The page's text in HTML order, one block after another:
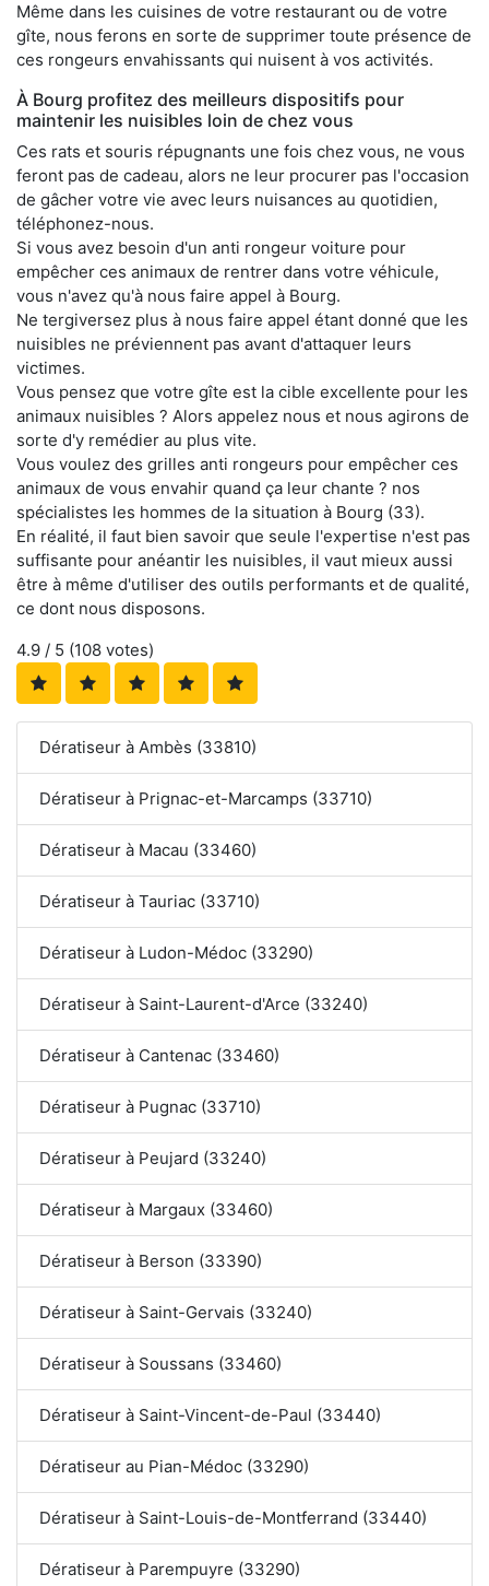
Même dans les cuisines de votre restaurant ou de votre
gîte, nous ferons en sorte de supprimer toute présence de
ces rongeurs envahissants qui nuisent à vos activités.
À Bourg profitez des meilleurs dispositifs pour
maintenir les nuisibles loin de chez vous
Ces rats et souris répugnants une fois chez vous, ne vous
feront pas de cadeau, alors ne leur procurer pas l'occasion
de gâcher votre vie avec leurs nuisances au quotidien,
téléphonez-nous.
Si vous avez besoin d'un anti rongeur voiture pour
empêcher ces animaux de rentrer dans votre véhicule,
vous n'avez qu'à nous faire appel à Bourg.
Ne tergiversez plus à nous faire appel étant donné que les
nuisibles ne préviennent pas avant d'attaquer leurs
victimes.
Vous pensez que votre gîte est la cible excellente pour les
animaux nuisibles ? Alors appelez nous et nous agirons de
sorte d'y remédier au plus vite.
Vous voulez des grilles anti rongeurs pour empêcher ces
animaux de vous envahir quand ça leur chante ? nos
spécialistes les hommes de la situation à Bourg (33).
En réalité, il faut bien savoir que seule l'expertise n'est pas
suffisante pour anéantir les nuisibles, il vaut mieux aussi
être à même d'utiliser des outils performants et de qualité,
ce dont nous disposons.
4.9 / 5 (108 votes)
Dératiseur à Ambès (33810)
Dératiseur à Prignac-et-Marcamps (33710)
Dératiseur à Macau (33460)
Dératiseur à Tauriac (33710)
Dératiseur à Ludon-Médoc (33290)
Dératiseur à Saint-Laurent-d'Arce (33240)
Dératiseur à Cantenac (33460)
Dératiseur à Pugnac (33710)
Dératiseur à Peujard (33240)
Dératiseur à Margaux (33460)
Dératiseur à Berson (33390)
Dératiseur à Saint-Gervais (33240)
Dératiseur à Soussans (33460)
Dératiseur à Saint-Vincent-de-Paul (33440)
Dératiseur au Pian-Médoc (33290)
Dératiseur à Saint-Louis-de-Montferrand (33440)
Dératiseur à Parempuyre (33290)